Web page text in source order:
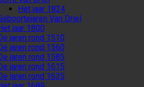
Het jaar 1824
Van Driel
jaar 1800
jaren rond 1510
jaren rond 1560
jaren rond 1585
jaren rond 1615
jaren rond 1635